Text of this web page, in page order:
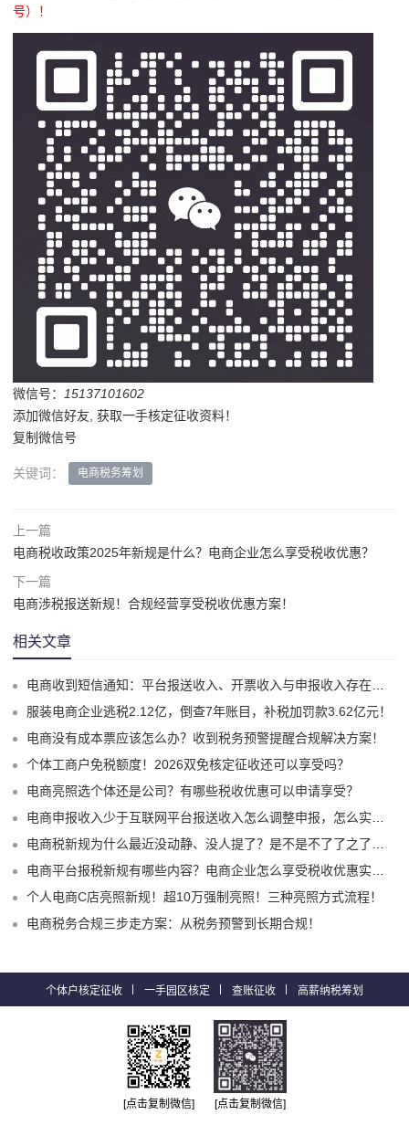
号）！
微信号： 15137101602
添加微信好友, 获取一手核定征收资料！
复制微信号
关键词： 电商税务筹划
上一篇
电商税收政策2025年新规是什么？电商企业怎么享受税收优惠？
下一篇
电商涉税报送新规！合规经营享受税收优惠方案！
相关文章
电商收到短信通知：平台报送收入、开票收入与申报收入存在差异怎么办？
服装电商企业逃税2.12亿，倒查7年账目，补税加罚款3.62亿元！
电商没有成本票应该怎么办？收到税务预警提醒合规解决方案！
个体工商户免税额度！2026双免核定征收还可以享受吗？
电商亮照选个体还是公司？有哪些税收优惠可以申请享受？
电商申报收入少于互联网平台报送收入怎么调整申报，怎么实现合规申报享受税收优惠！
电商税新规为什么最近没动静、没人提了？是不是不了了之了嘛？
电商平台报税新规有哪些内容？电商企业怎么享受税收优惠实现税务合规？
个人电商C店亮照新规！超10万强制亮照！三种亮照方式流程！
电商税务合规三步走方案：从税务预警到长期合规！
个体户核定征收 一手园区核定 查账征收 高薪纳税筹划
[点击复制微信] [点击复制微信]